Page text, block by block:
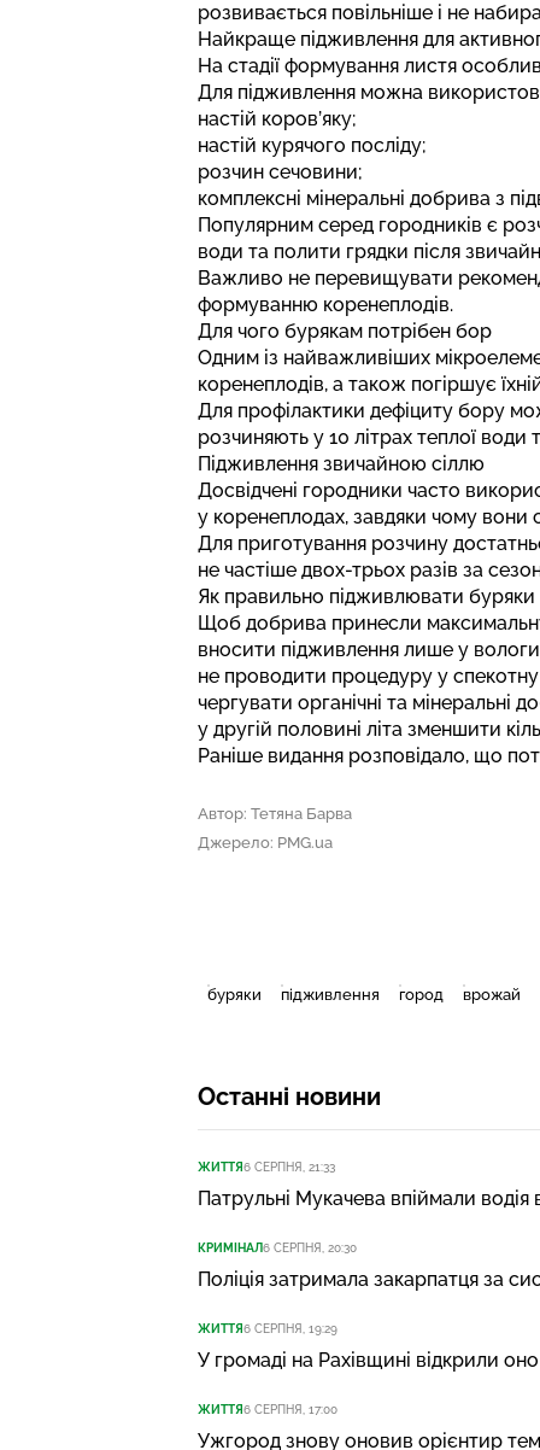
розвивається повільніше і не
Найкраще підживлення для
На стадії формування листя
Для підживлення можна
настій коров’яку;
настій курячого посліду;
розчин сечовини;
комплексні мінеральні добрива з
Популярним серед городників є
води та полити грядки після
Важливо не перевищувати
формуванню коренеплодів.
Для чого бурякам потрібен бор
Одним із найважливіших
коренеплодів, а також погіршує
Для профілактики дефіциту бору
розчиняють у 10 літрах теплої
Підживлення звичайною сіллю
Досвідчені городники часто
у коренеплодах, завдяки чому
Для приготування розчину
не частіше двох-трьох разів за
Як правильно підживлювати буряки
Щоб добрива принесли
вносити підживлення лише у
не проводити процедуру у
чергувати органічні та мінеральні
у другій половині літа зменшити
Раніше видання розповідало, що
Автор: Тетяна Барва
Джерело: PMG.ua
буряки підживлення город врожай
Останні новини
ЖИТТЯ6 СЕРПНЯ, 21:33
Патрульні Мукачева впіймали
КРИМІНАЛ6 СЕРПНЯ, 20:30
Поліція затримала закарпатця за
ЖИТТЯ6 СЕРПНЯ, 19:29
У громаді на Рахівщині відкрили
ЖИТТЯ6 СЕРПНЯ, 17:00
Ужгород знову оновив орієнтир